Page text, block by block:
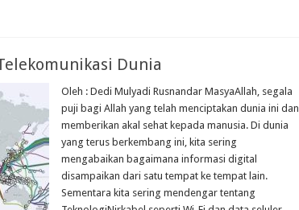
Dunia
Oleh : Dedi Mulyadi Rusnandar MasyaAllah, segala
puji bagi Allah yang telah menciptakan dunia ini dan
memberikan akal sehat kepada manusia. Di dunia
yang terus berkembang ini, kita sering
mengabaikan bagaimana informasi digital
disampaikan dari satu tempat ke tempat lain.
Sementara kita sering mendengar tentang